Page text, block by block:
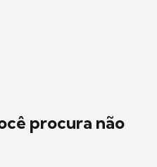
procura não